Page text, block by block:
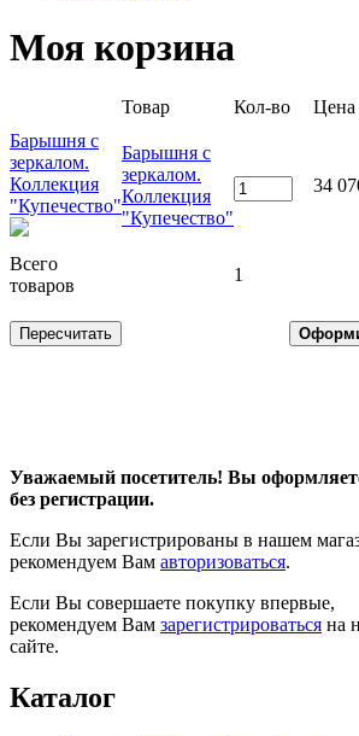
Моя корзина
Товар Кол-во Цена
Барышня с
зеркалом.
Коллекция
"Купечество"
Барышня с
зеркалом.
Коллекция
"Купечество"
34
Всего
товаров
1
Уважаемый посетитель! Вы
без регистрации.
Если Вы зарегистрированы в нашем
рекомендуем Вам авторизоваться.
Если Вы совершаете покупку впервые,
рекомендуем Вам зарегистрироваться на
сайте.
Каталог